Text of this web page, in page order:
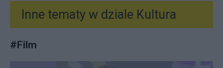
Inne tematy w dziale Kultura
#Film